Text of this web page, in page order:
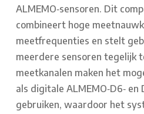
ALMEMO‑sensoren. Dit
combineert hoge
meetfrequenties en stelt
meerdere sensoren tegelijk
meetkanalen maken het
als digitale ALMEMO‑D6‑ en
gebruiken, waardoor het